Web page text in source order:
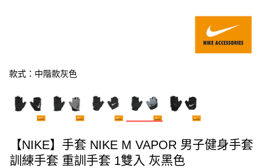
款式：中階款灰色
【NIKE】手套 NIKE M VAPOR 男子健身手套
訓練手套 重訓手套 1雙入 灰黑色